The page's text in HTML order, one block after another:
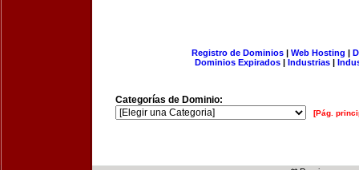
Registro de Dominios| Web Hosting |
Dominios Expirados | Industrias |
Categorías de Dominio:
[Pág.